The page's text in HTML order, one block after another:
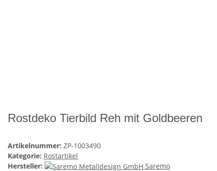
Rostdeko Tierbild Reh mit Goldbeeren
Artikelnummer: ZP-1003490
Kategorie: Rostartikel
Hersteller:
Saremo